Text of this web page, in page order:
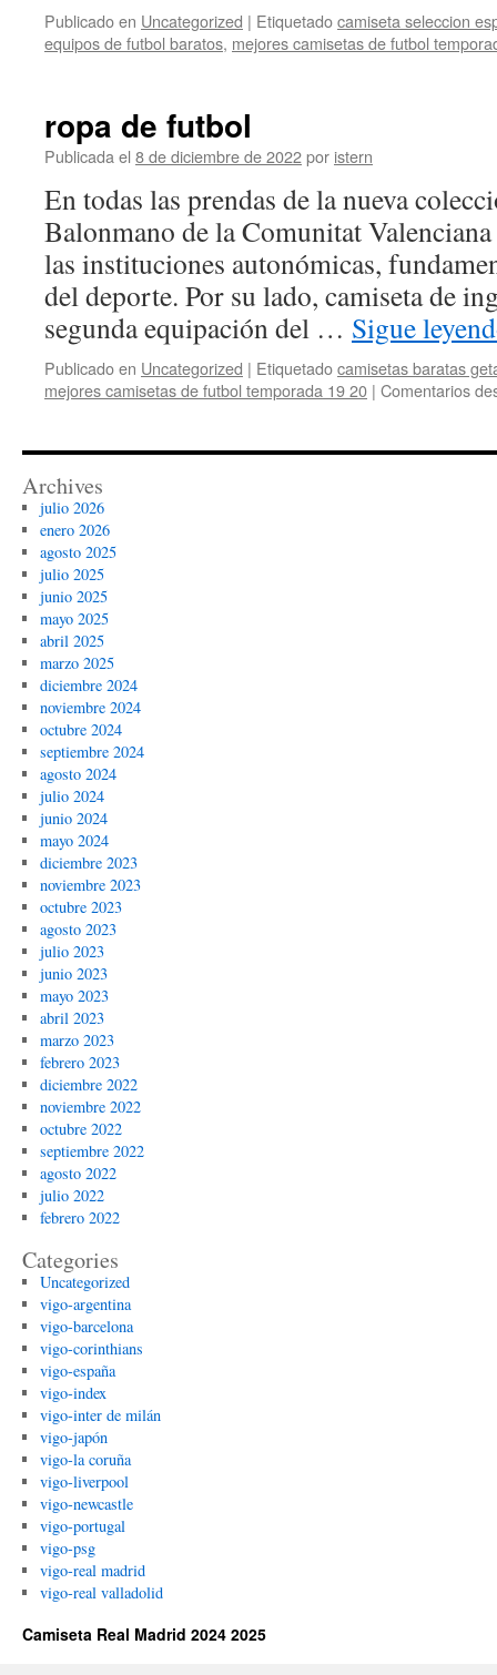
Publicado en Uncategorized | Etiquetadocamiseta seleccion
equipos de futbol baratos, mejores camisetas de futbol
ropa de futbol
Publicada el 8 de diciembre de 2022por istern
En todas las prendas de la nueva
Balonmano de la Comunitat
las instituciones autonómicas,
del deporte. Por su lado, camiseta de
segunda equipación del … Sigue
Publicado en Uncategorized | Etiquetadocamisetas baratas
mejores camisetas de futbol temporada 19 20 | Comentarios
Archives
julio 2026
enero 2026
agosto 2025
julio 2025
junio 2025
mayo 2025
abril 2025
marzo 2025
diciembre 2024
noviembre 2024
octubre 2024
septiembre 2024
agosto 2024
julio 2024
junio 2024
mayo 2024
diciembre 2023
noviembre 2023
octubre 2023
agosto 2023
julio 2023
junio 2023
mayo 2023
abril 2023
marzo 2023
febrero 2023
diciembre 2022
noviembre 2022
octubre 2022
septiembre 2022
agosto 2022
julio 2022
febrero 2022
Categories
Uncategorized
vigo-argentina
vigo-barcelona
vigo-corinthians
vigo-españa
vigo-index
vigo-inter de milán
vigo-japón
vigo-la coruña
vigo-liverpool
vigo-newcastle
vigo-portugal
vigo-psg
vigo-real madrid
vigo-real valladolid
Camiseta Real Madrid 2024 2025